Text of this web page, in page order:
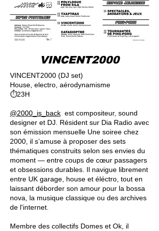
VINCENT2000
VINCENT2000 (DJ set)
House, electro, aérodynamisme
⏱23H
@2000_is_back est compositeur, sound
designer et DJ. Résident sur Dia Radio avec
son émission mensuelle Une soiree chez
2000, il s’amuse à proposer des sets
thématiques construits selon ses envies du
moment — entre coups de cœur passagers
et obsessions durables. Il navigue librement
entre UK garage, house et éléctro, tout en
laissant déborder son amour pour la bossa
nova, la musique classique ou des archives
de l'internet.
Membre des collectifs Domes et Ok, il